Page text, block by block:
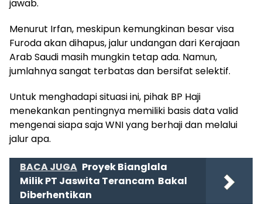
jawab.
Menurut Irfan, meskipun kemungkinan besar visa
Furoda akan dihapus, jalur undangan dari Kerajaan
Arab Saudi masih mungkin tetap ada. Namun,
jumlahnya sangat terbatas dan bersifat selektif.
Untuk menghadapi situasi ini, pihak BP Haji
menekankan pentingnya memiliki basis data valid
mengenai siapa saja WNI yang berhaji dan melalui
jalur apa.
BACA JUGA Proyek Bianglala
Milik PT Jaswita Terancam Bakal
Diberhentikan